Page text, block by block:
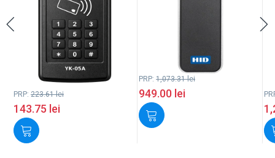
PRP: 223.61lei
143.75 lei
PRP: 1,073.31lei
949.00 lei